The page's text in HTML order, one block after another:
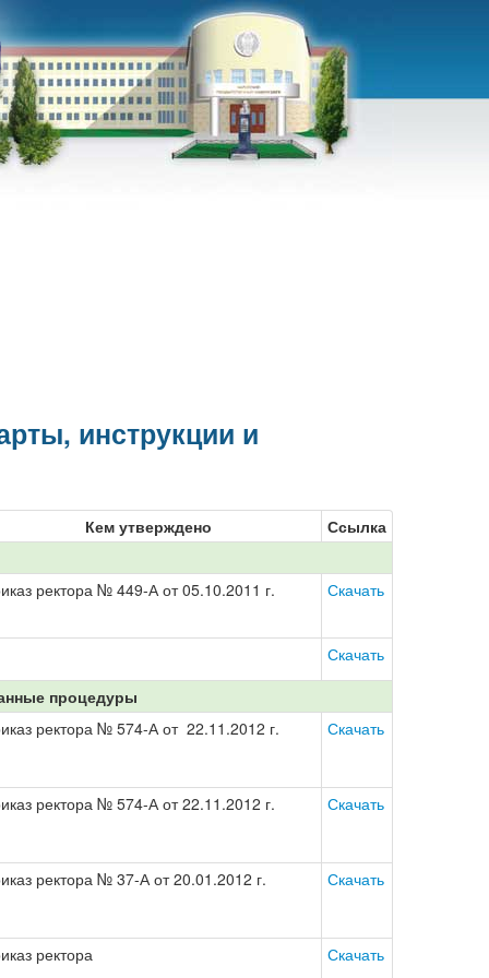
инструкции и
Кем утверждено Ссылка
ректора № 449-А от 05.10.2011 г. Скачать
Скачать
процедуры
ректора № 574-А от 22.11.2012 г.
Скачать
ректора № 574-А от 22.11.2012 г. Скачать
ректора № 37-А от 20.01.2012 г. Скачать
ректора
Скачать